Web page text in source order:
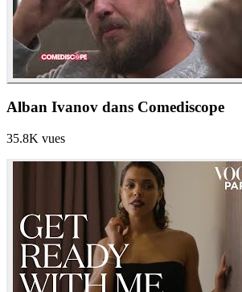
Alban Ivanov dans Comediscope
35.8K vues